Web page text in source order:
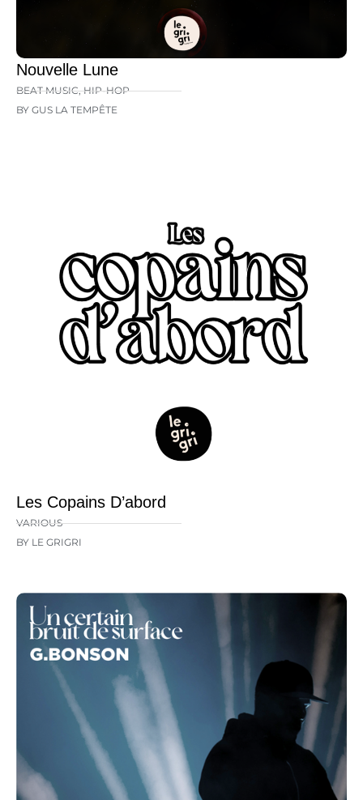
Nouvelle Lune
BEAT MUSIC,HIP-HOP
BY GUS LA TEMPÊTE
Les Copains D’abord
VARIOUS
BY LE GRIGRI